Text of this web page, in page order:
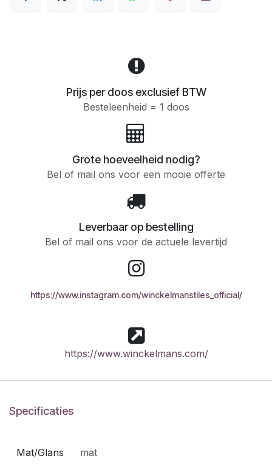
Prijs per doos exclusief BTW
Besteleenheid = 1 doos
Grote hoeveelheid nodig?
Bel of mail ons voor een mooie offerte
Leverbaar op bestelling
Bel of mail ons voor de actuele levertijd
https://www.instagram.com/winckelmanstiles_official/
https://www.winckelmans.com/
Specificaties
Mat/Glans mat